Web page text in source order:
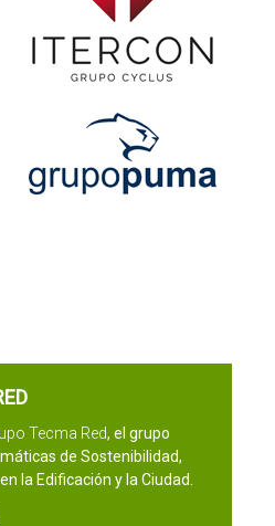
Tecma Red, el grupo
de Sostenibilidad,
la Edificación y la Ciudad.